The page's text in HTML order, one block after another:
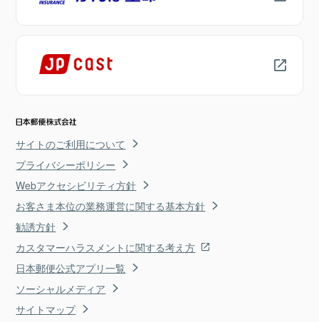
サイトのご利用について
プライバシーポリシー
Webアクセシビリティ方針
お客さま本位の業務運営に関する基本方針
勧誘方針
カスタマーハラスメントに関する考え方
日本郵便公式アプリ一覧
ソーシャルメディア
サイトマップ